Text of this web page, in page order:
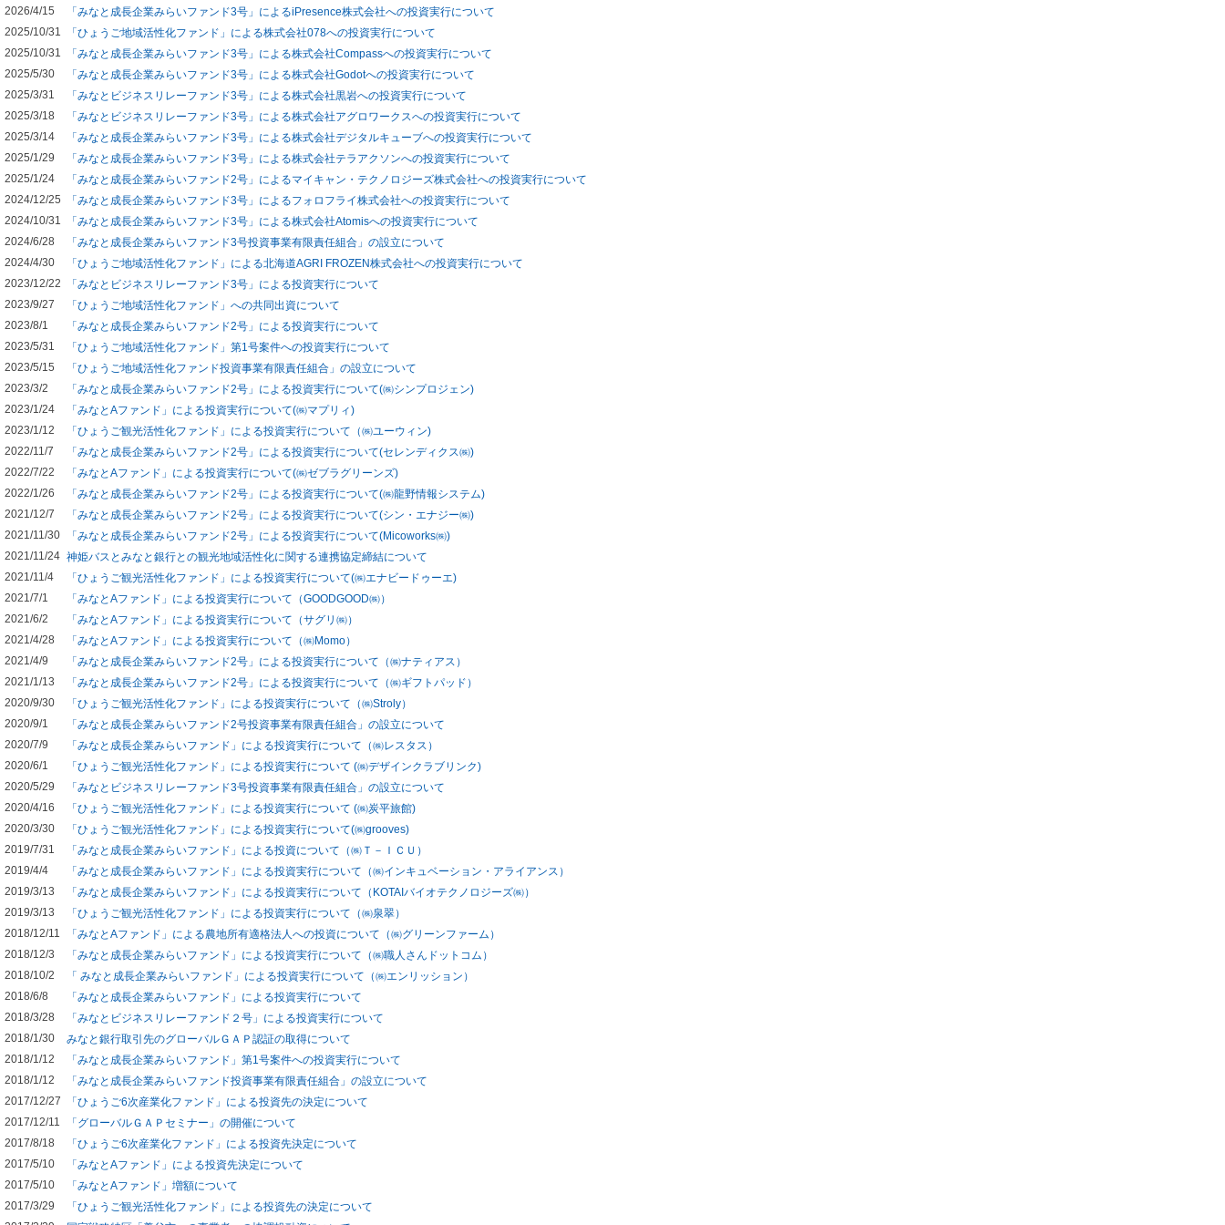
2026/4/15
「みなと成長企業みらいファンド3号」によるiPresence株式会社への投資実行について
2025/10/31
「ひょうご地域活性化ファンド」による株式会社078への投資実行について
2025/10/31
「みなと成長企業みらいファンド3号」による株式会社Compassへの投資実行について
2025/5/30
「みなと成長企業みらいファンド3号」による株式会社Godotへの投資実行について
2025/3/31
「みなとビジネスリレーファンド3号」による株式会社黒岩への投資実行について
2025/3/18
「みなとビジネスリレーファンド3号」による株式会社アグロワークスへの投資実行について
2025/3/14
「みなと成長企業みらいファンド3号」による株式会社デジタルキューブへの投資実行について
2025/1/29
「みなと成長企業みらいファンド3号」による株式会社テラアクソンへの投資実行について
2025/1/24
「みなと成長企業みらいファンド2号」によるマイキャン・テクノロジーズ株式会社への投資実行について
2024/12/25
「みなと成長企業みらいファンド3号」によるフォロフライ株式会社への投資実行について
2024/10/31
「みなと成長企業みらいファンド3号」による株式会社Atomisへの投資実行について
2024/6/28
「みなと成長企業みらいファンド3号投資事業有限責任組合」の設立について
2024/4/30
「ひょうご地域活性化ファンド」による北海道AGRI FROZEN株式会社への投資実行について
2023/12/22
「みなとビジネスリレーファンド3号」による投資実行について
2023/9/27
「ひょうご地域活性化ファンド」への共同出資について
2023/8/1
「みなと成長企業みらいファンド2号」による投資実行について
2023/5/31
「ひょうご地域活性化ファンド」第1号案件への投資実行について
2023/5/15
「ひょうご地域活性化ファンド投資事業有限責任組合」の設立について
2023/3/2
「みなと成長企業みらいファンド2号」による投資実行について(㈱シンプロジェン)
2023/1/24
「みなとAファンド」による投資実行について(㈱マプリィ)
2023/1/12
「ひょうご観光活性化ファンド」による投資実行について（㈱ユーウィン)
2022/11/7
「みなと成長企業みらいファンド2号」による投資実行について(セレンディクス㈱)
2022/7/22
「みなとAファンド」による投資実行について(㈱ゼブラグリーンズ)
2022/1/26
「みなと成長企業みらいファンド2号」による投資実行について(㈱龍野情報システム)
2021/12/7
「みなと成長企業みらいファンド2号」による投資実行について(シン・エナジー㈱)
2021/11/30
「みなと成長企業みらいファンド2号」による投資実行について(Micoworks㈱)
2021/11/24 神姫バスとみなと銀行との観光地域活性化に関する連携協定締結について
2021/11/4
「ひょうご観光活性化ファンド」による投資実行について(㈱エナビードゥーエ)
2021/7/1
「みなとAファンド」による投資実行について（GOODGOOD㈱）
2021/6/2
「みなとAファンド」による投資実行について（サグリ㈱）
2021/4/28
「みなとAファンド」による投資実行について（㈱Momo）
2021/4/9
「みなと成長企業みらいファンド2号」による投資実行について（㈱ナティアス）
2021/1/13
「みなと成長企業みらいファンド2号」による投資実行について（㈱ギフトパッド）
2020/9/30
「ひょうご観光活性化ファンド」による投資実行について（㈱Stroly）
2020/9/1
「みなと成長企業みらいファンド2号投資事業有限責任組合」の設立について
2020/7/9
「みなと成長企業みらいファンド」による投資実行について（㈱レスタス）
2020/6/1
「ひょうご観光活性化ファンド」による投資実行について (㈱デザインクラブリンク)
2020/5/29
「みなとビジネスリレーファンド3号投資事業有限責任組合」の設立について
2020/4/16
「ひょうご観光活性化ファンド」による投資実行について (㈱炭平旅館)
2020/3/30
「ひょうご観光活性化ファンド」による投資実行について(㈱grooves)
2019/7/31
「みなと成長企業みらいファンド」による投資について（㈱Ｔ－ＩＣＵ）
2019/4/4
「みなと成長企業みらいファンド」による投資実行について（㈱インキュベーション・アライアンス）
2019/3/13
「みなと成長企業みらいファンド」による投資実行について（KOTAIバイオテクノロジーズ㈱）
2019/3/13
「ひょうご観光活性化ファンド」による投資実行について（㈱泉翠）
2018/12/11
「みなとAファンド」による農地所有適格法人への投資について（㈱グリーンファーム）
2018/12/3
「みなと成長企業みらいファンド」による投資実行について（㈱職人さんドットコム）
2018/10/2
「 みなと成長企業みらいファンド」による投資実行について（㈱エンリッション）
2018/6/8
「みなと成長企業みらいファンド」による投資実行について
2018/3/28
「みなとビジネスリレーファンド２号」による投資実行について
2018/1/30
みなと銀行取引先のグローバルＧＡＰ認証の取得について
2018/1/12
「みなと成長企業みらいファンド」第1号案件への投資実行について
2018/1/12
「みなと成長企業みらいファンド投資事業有限責任組合」の設立について
2017/12/27
「ひょうご6次産業化ファンド」による投資先の決定について
2017/12/11
「グローバルＧＡＰセミナー」の開催について
2017/8/18
「ひょうご6次産業化ファンド」による投資先決定について
2017/5/10
「みなとAファンド」による投資先決定について
2017/5/10
「みなとAファンド」増額について
2017/3/29
「ひょうご観光活性化ファンド」による投資先の決定について